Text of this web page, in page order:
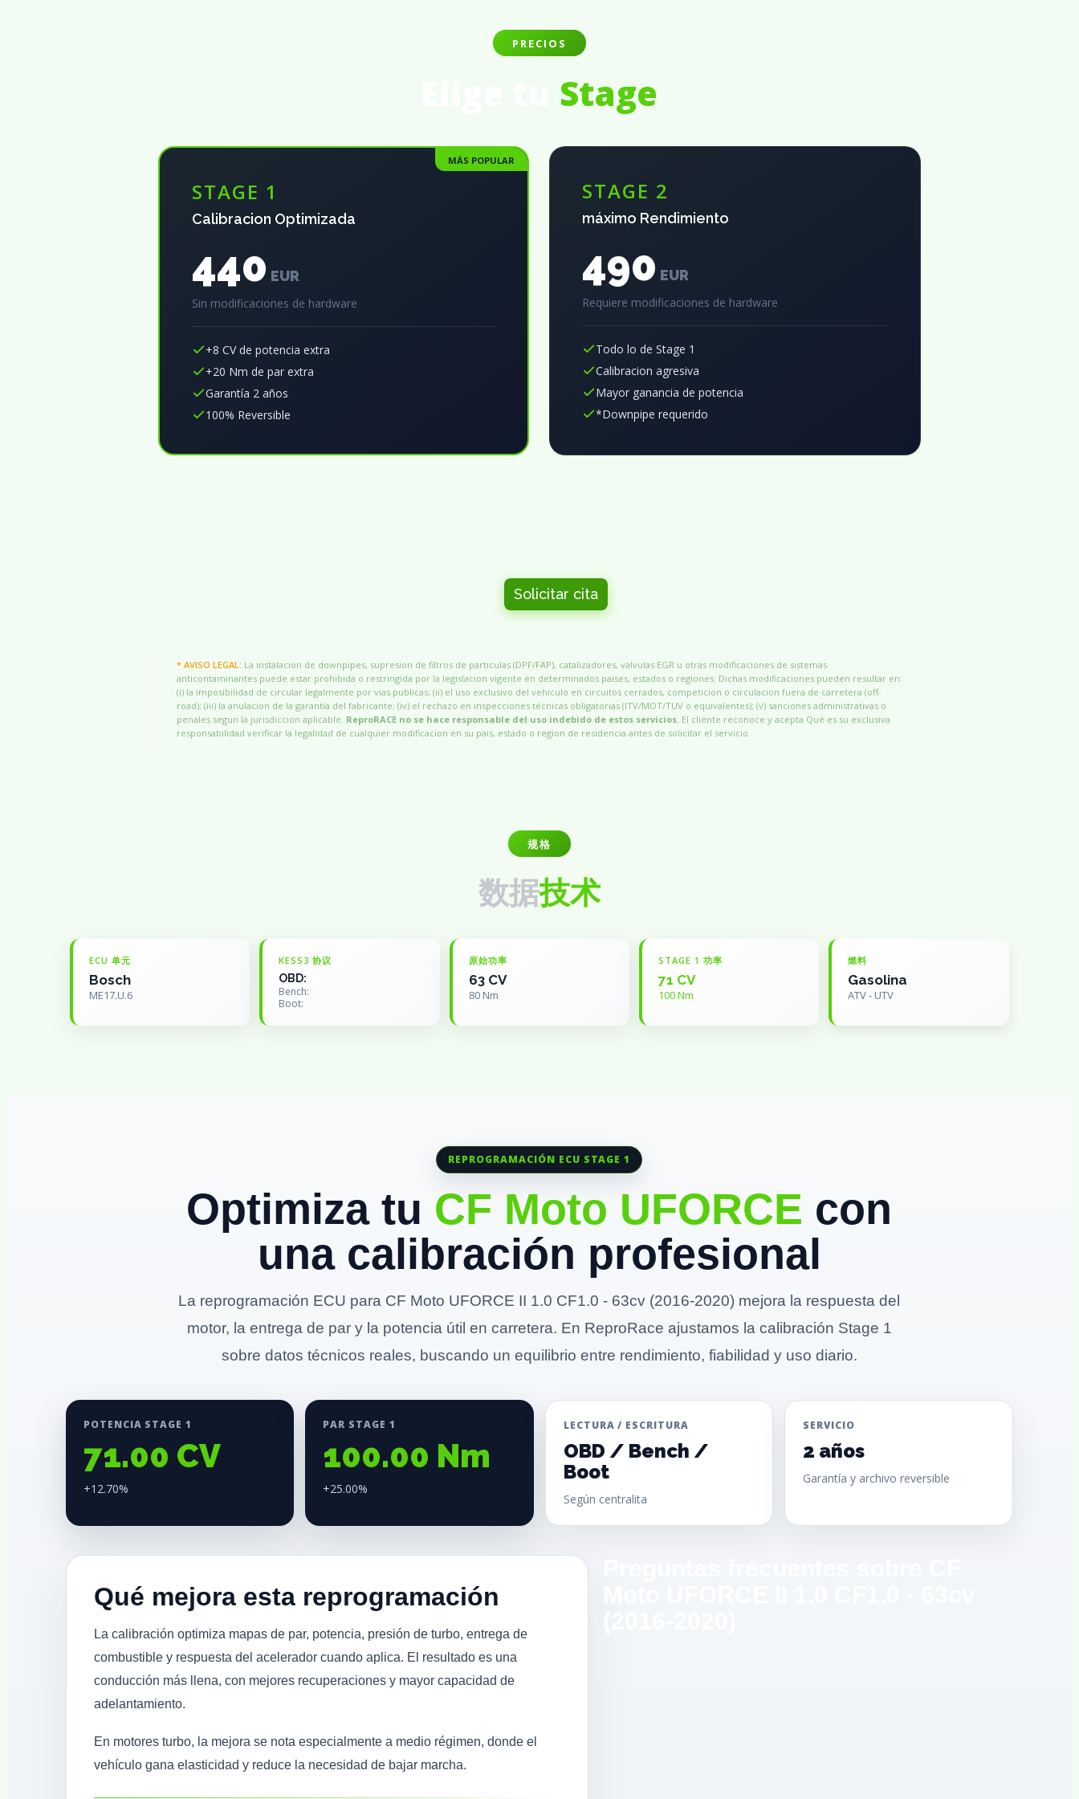
PRECIOS
Stage
MÁS POPULAR
STAGE 1
Calibracion Optimizada
440 EUR
Sin modificaciones de hardware
+8 CV de potencia extra
+20 Nm de par extra
Garantía 2 años
100% Reversible
STAGE 2
máximo Rendimiento
490 EUR
Requiere modificaciones de hardware
Todo lo de Stage 1
Calibracion agresiva
Mayor ganancia de potencia
*Downpipe requerido
Solicitar cita
* AVISO LEGAL: La instalacion de downpipes, supresion de filtros de particulas (DPF/FAP), catalizadores, valvulas EGR u otras modificaciones de sistemas
anticontaminantes puede estar prohibida o restringida por la legislacion vigente en determinados paises, estados o regiones. Dichas modificaciones pueden resultar en:
(i) la imposibilidad de circular legalmente por vias publicas; (ii) el uso exclusivo del vehículo en circuitos cerrados, competicion o circulacion fuera de carretera (off-
road); (iii) la anulacion de la garantía del fabricante; (iv) el rechazo en inspecciones técnicas obligatorias (ITV/MOT/TUV o equivalentes); (v) sanciones administrativas o
penales segun la jurisdiccion aplicable. ReproRACE no se hace responsable del uso indebido de estos servicios.El cliente reconoce y acepta Qué es su exclusiva
responsabilidad verificar la legalidad de cualquier modificacion en su pais, estado o region de residencia antes de solicitar el servicio.
规格
数据技术
ECU 单元
Bosch
ME17.U.6
KESS3 协议
OBD:
Bench:
Boot:
原始功率
63 CV
80 Nm
STAGE 1 功率
71 CV
100 Nm
燃料
Gasolina
ATV - UTV
REPROGRAMACIÓN ECU STAGE 1
Optimiza tu CF Moto UFORCE con
una calibración profesional
La reprogramación ECU para CF Moto UFORCE II 1.0 CF1.0 - 63cv (2016-2020) mejora la respuesta del
motor, la entrega de par y la potencia útil en carretera. En ReproRace ajustamos la calibración Stage 1
sobre datos técnicos reales, buscando un equilibrio entre rendimiento, fiabilidad y uso diario.
POTENCIA STAGE 1
71.00 CV
+12.70%
PAR STAGE 1
100.00 Nm
+25.00%
LECTURA / ESCRITURA
OBD / Bench /
Boot
Según centralita
SERVICIO
2 años
Garantía y archivo reversible
Qué mejora esta reprogramación
La calibración optimiza mapas de par, potencia, presión de turbo, entrega de
combustible y respuesta del acelerador cuando aplica. El resultado es una
conducción más llena, con mejores recuperaciones y mayor capacidad de
adelantamiento.
En motores turbo, la mejora se nota especialmente a medio régimen, donde el
vehículo gana elasticidad y reduce la necesidad de bajar marcha.